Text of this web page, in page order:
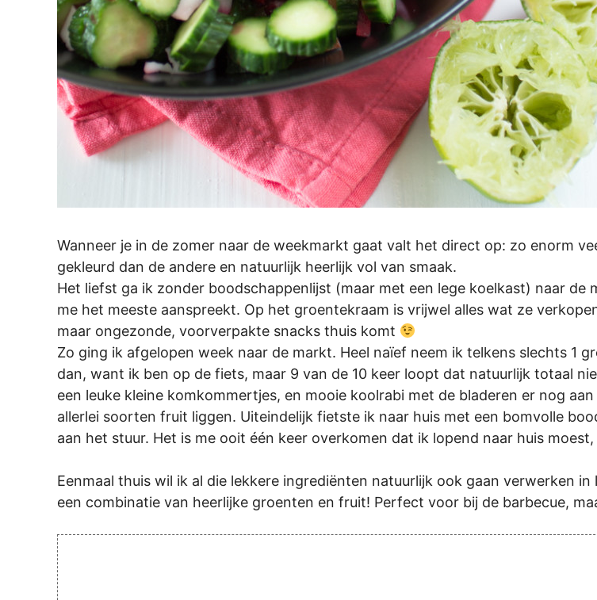
Wanneer je in de zomer naar de weekmarkt gaat valt het direct op: zo enorm
gekleurd dan de andere en natuurlijk heerlijk vol van smaak.
Het liefst ga ik zonder boodschappenlijst (maar met een lege koelkast) naar
me het meeste aanspreekt. Op het groentekraam is vrijwel alles wat ze
maar ongezonde, voorverpakte snacks thuis komt
Zo ging ik afgelopen week naar de markt. Heel naïef neem ik telkens slechts 1
dan, want ik ben op de fiets, maar 9 van de 10 keer loopt dat natuurlijk totaal
een leuke kleine komkommertjes, en mooie koolrabi met de bladeren er nog
allerlei soorten fruit liggen. Uiteindelijk fietste ik naar huis met een bomvolle
aan het stuur. Het is me ooit één keer overkomen dat ik lopend naar huis
Eenmaal thuis wil ik al die lekkere ingrediënten natuurlijk ook gaan verwerken
een combinatie van heerlijke groenten en fruit! Perfect voor bij de barbecue,